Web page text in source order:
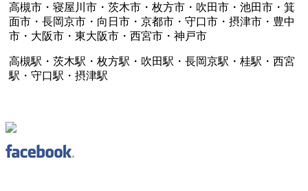
高槻市・寝屋川市・茨木市・枚方市・吹田市・池田市・箕
面市・長岡京市・向日市・京都市・守口市・摂津市・豊中
市・大阪市・東大阪市・西宮市・神戸市
高槻駅・茨木駅・枚方駅・吹田駅・長岡京駅・桂駅・西宮
駅・守口駅・摂津駅